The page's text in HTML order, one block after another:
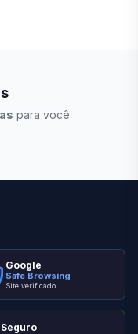
para você
Google
Safe Browsing
Site verificado